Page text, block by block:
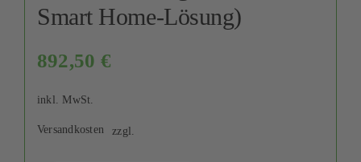
Smart Home-Lösung)
892,50 €
inkl. MwSt.
zzgl.
Versandkosten